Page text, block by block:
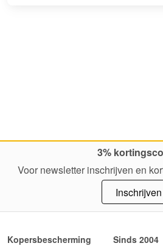
3%
Voor newsletter inschrijven en
Inschrijven
Kopersbescherming Sinds 2004